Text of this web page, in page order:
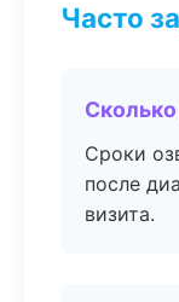
Часто
Сроки
после
визита.